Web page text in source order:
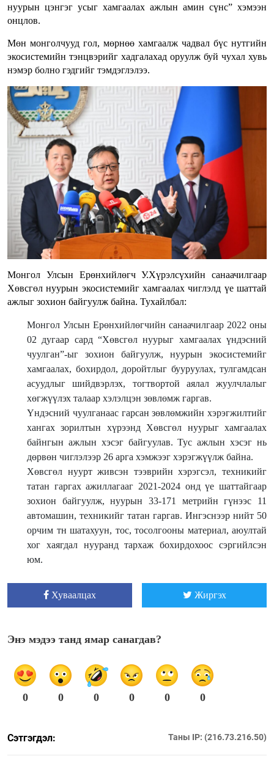
нуурын цэнгэг усыг хамгаалах ажлын амин сүнс” хэмээн
онцлов.
Мөн монголчууд гол, мөрнөө хамгаалж чадвал бүс нутгийн
экосистемийн тэнцвэрийг хадгалахад оруулж буй чухал хувь
нэмэр болно гэдгийг тэмдэглэлээ.
Монгол Улсын Ерөнхийлөгч У.Хүрэлсүхийн санаачилгаар
Хөвсгөл нуурын экосистемийг хамгаалах чиглэлд үе шаттай
ажлыг зохион байгуулж байна. Тухайлбал:
Монгол Улсын Ерөнхийлөгчийн санаачилгаар 2022 оны
02 дугаар сард “Хөвсгөл нуурыг хамгаалах үндэсний
чуулган”-ыг зохион байгуулж, нуурын экосистемийг
хамгаалах, бохирдол, доройтлыг бууруулах, тулгамдсан
асуудлыг шийдвэрлэх, тогтвортой аялал жуулчлалыг
хөгжүүлэх талаар хэлэлцэн зөвлөмж гаргав.
Үндэсний чуулганаас гарсан зөвлөмжийн хэрэгжилтийг
хангах зорилтын хүрээнд Хөвсгөл нуурыг хамгаалах
байнгын ажлын хэсэг байгуулав. Тус ажлын хэсэг нь
дөрвөн чиглэлээр 26 арга хэмжээг хэрэгжүүлж байна.
Хөвсгөл нуурт живсэн тээврийн хэрэгсэл, техникийг
татан гаргах ажиллагааг 2021-2024 онд үе шаттайгаар
зохион байгуулж, нуурын 33-171 метрийн гүнээс 11
автомашин, техникийг татан гаргав. Ингэснээр нийт 50
орчим тн шатахуун, тос, тосолгооны материал, аюултай
хог хаягдал нууранд тархаж бохирдохоос сэргийлсэн
юм.
Хуваалцах Жиргэх
Энэ мэдээ танд ямар санагдав?
0 0 0 0 0 0
Сэтгэгдэл: Таны IP: (216.73.216.50)